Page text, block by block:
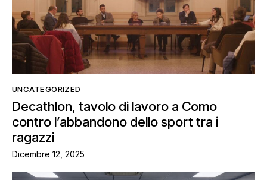
UNCATEGORIZED
Decathlon, tavolo di lavoro a Como
contro l’abbandono dello sport tra i
ragazzi
Dicembre 12, 2025